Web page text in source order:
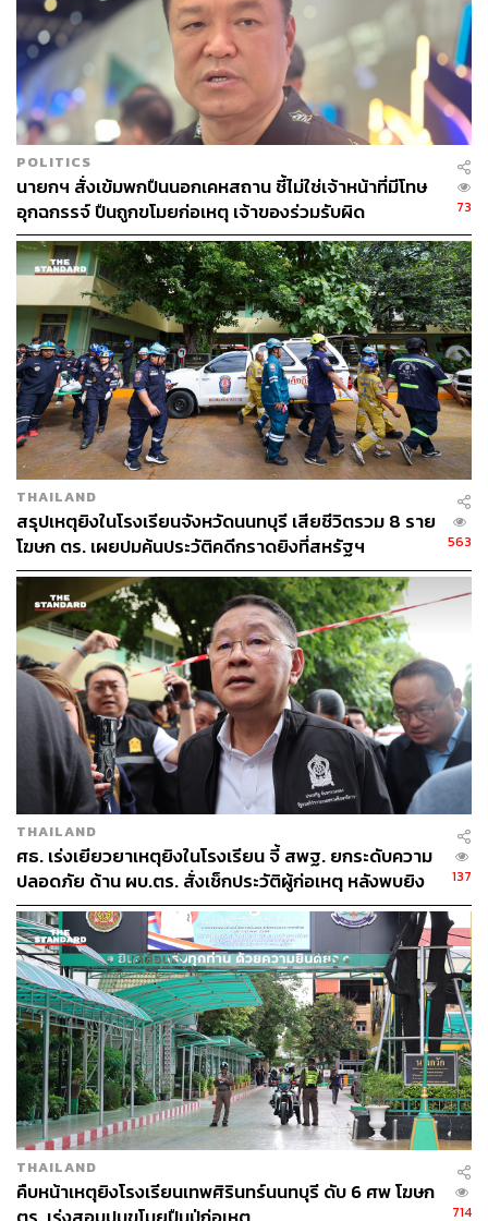
เมื่อสอบถามย้ำว่า ปัญหาการนำระบบไฟฟ้าเข้าสู่อาคารเป็น
ความผิดของใคร พล.ต.อ.กรไชย ได้ตั้งคำถามกลับว่าโควิด
ภัยพิบัติ สึนามิ ใครผิด? พร้อมระบุว่าขอให้เข้าใจถึงปัจจัยที่มี
ข้อยกเว้น และยืนยันว่าหากพบความผิดพลาดจากฝั่งใด ก็ต้อง
ดำเนินการปรับและตั้งคณะกรรมการตรวจสอบตามระเบียบ
นอกจากนี้ เมื่อผู้สื่อข่าวสอบถามถึงกรณีที่ปรากฏชื่อบริษัท
ไชน่า เรลเวย์เป็นหนึ่งในกิจการร่วมค้าที่รับเหมาก่อสร้าง
รอง ผบ.ตร. ยอมรับว่ารู้สึกตกใจเช่นกันที่ปรากฏชื่อบริษัทดัง
กล่าว แต่ตนไม่ทราบรายละเอียดว่าบริษัทแห่งนี้มีโครงการ
อื่นกับทางสำนักงานตำรวจแห่งชาติอีกหรือไม่
โดยยืนยันว่าตลอด 2 ปีที่ดำรงตำแหน่ง ตนได้เร่งรัดการส่ง
มอบงานตามกรอบเวลามาโดยตลอด และในฐานะที่ดูแลฝ่าย
บริหารต้องกำกับดูแลทุกโครงการอย่างใกล้ชิดแม้หลาย
โครงการจะเซ็นสัญญาก่อสร้างก่อนตนรับตำแหน่ง
TAGS: สำนักงานตำรวจแห่งชาติ สถานีตำรวจ
สุทธิสาร
กรไชย คล้ายคลึง
สถานีตำรวจนครบาล
123
ABOUT THE AUTHOR
THE STANDARD TEAM
กองบรรณาธิการ THE STANDARD
POLITICS
นายกฯ สั่งเข้มพกปืนนอกเคหสถาน ชี้ไม่ใช่เจ้าหน้าที่มีโทษ
อุกฉกรรจ์ ปืนถูกขโมยก่อเหตุ เจ้าของร่วมรับผิด
73
THAILAND
สรุปเหตุยิงในโรงเรียนจังหวัดนนทบุรี เสียชีวิตรวม 8 ราย
โฆษก ตร. เผยปมค้นประวัติคดีกราดยิงที่สหรัฐฯ
563
THAILAND
ศธ. เร่งเยียวยาเหตุยิงในโรงเรียน จี้ สพฐ. ยกระดับความ
ปลอดภัย ด้าน ผบ.ตร. สั่งเช็กประวัติผู้ก่อเหตุ หลังพบยิง
จุดตายแม่นยำ
137
THAILAND
คืบหน้าเหตุยิงโรงเรียนเทพศิรินทร์นนทบุรี ดับ 6 ศพ โฆษก
714